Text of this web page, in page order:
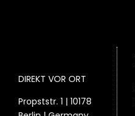
werden
DIREKT VOR ORT
Propststr. 1 | 10178